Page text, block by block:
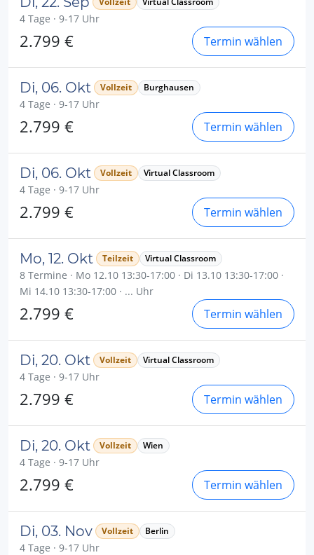
4 Tage · 9-17 Uhr
2.799 € Termin wählen
Di, 06. Okt Vollzeit Burghausen
4 Tage · 9-17 Uhr
2.799 € Termin wählen
Di, 06. Okt Vollzeit Virtual Classroom
4 Tage · 9-17 Uhr
2.799 € Termin wählen
Mo, 12. Okt Teilzeit Virtual Classroom
8 Termine · Mo 12.10 13:30-17:00 · Di 13.10 13:30-17:00 ·
Mi 14.10 13:30-17:00 · ... Uhr
2.799 € Termin wählen
Di, 20. Okt Vollzeit Virtual Classroom
4 Tage · 9-17 Uhr
2.799 € Termin wählen
Di, 20. Okt Vollzeit Wien
4 Tage · 9-17 Uhr
2.799 € Termin wählen
Di, 03. Nov Vollzeit Berlin
4 Tage · 9-17 Uhr